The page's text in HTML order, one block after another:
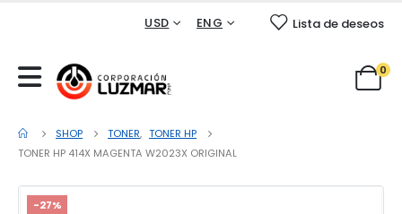
USD ENG Lista de deseos
0
SHOP TONER, TONER HP
TONER HP 414X MAGENTA W2023X ORIGINAL
-27%